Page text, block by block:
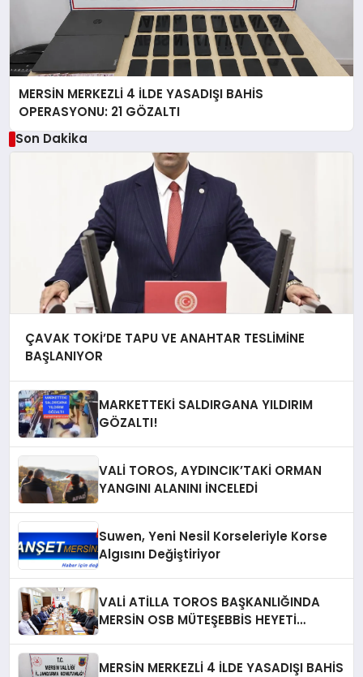
MERSİN MERKEZLİ 4 İLDE YASADIŞI BAHİS
OPERASYONU: 21 GÖZALTI
Son Dakika
ÇAVAK TOKİ’DE TAPU VE ANAHTAR TESLİMİNE
BAŞLANIYOR
MARKETTEKİ SALDIRGANA YILDIRIM
GÖZALTI!
VALİ TOROS, AYDINCIK’TAKİ ORMAN
YANGINI ALANINI İNCELEDİ
Suwen, Yeni Nesil Korseleriyle Korse
Algısını Değiştiriyor
VALİ ATİLLA TOROS BAŞKANLIĞINDA
MERSİN OSB MÜTEŞEBBİS HEYETİ
MERSİN MERKEZLİ 4 İLDE YASADIŞI BAHİS